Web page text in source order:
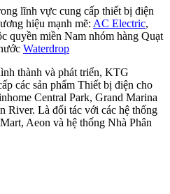
lĩnh vực cung cấp thiết bị điện
hiệu mạnh mẽ: AC Electric,
quyền miền Nam nhóm hàng Quạt
Waterdrop
thành và phát triển, KTG
các sản phẩm Thiết bị điện cho
Central Park, Grand Marina
River. Là đối tác với các hệ thống
Aeon và hệ thống Nhà Phân